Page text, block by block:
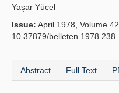
Yaşar Yücel
Issue: April 1978, Volume
10.37879/belleten.1978.238
Abstract Full Text